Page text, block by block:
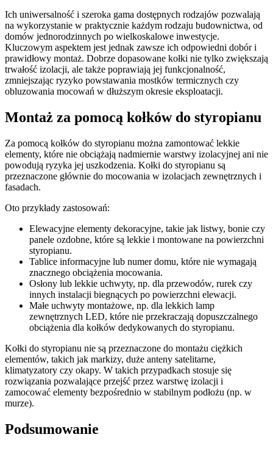
Ich uniwersalność i szeroka gama dostępnych rodzajów pozwalają
na wykorzystanie w praktycznie każdym rodzaju budownictwa, od
domów jednorodzinnych po wielkoskalowe inwestycje.
Kluczowym aspektem jest jednak zawsze ich odpowiedni dobór i
prawidłowy montaż. Dobrze dopasowane kołki nie tylko zwiększają
trwałość izolacji, ale także poprawiają jej funkcjonalność,
zmniejszając ryzyko powstawania mostków termicznych czy
obluzowania mocowań w dłuższym okresie eksploatacji.
Montaż za pomocą kołków do styropianu
Za pomocą kołków do styropianu można zamontować lekkie
elementy, które nie obciążają nadmiernie warstwy izolacyjnej ani nie
powodują ryzyka jej uszkodzenia. Kołki do styropianu są
przeznaczone głównie do mocowania w izolacjach zewnętrznych i
fasadach.
Oto przykłady zastosowań:
Elewacyjne elementy dekoracyjne, takie jak listwy, bonie czy
panele ozdobne, które są lekkie i montowane na powierzchni
styropianu.
Tablice informacyjne lub numer domu, które nie wymagają
znacznego obciążenia mocowania.
Osłony lub lekkie uchwyty, np. dla przewodów, rurek czy
innych instalacji biegnących po powierzchni elewacji.
Małe uchwyty montażowe, np. dla lekkich lamp
zewnętrznych LED, które nie przekraczają dopuszczalnego
obciążenia dla kołków dedykowanych do styropianu.
Kołki do styropianu nie są przeznaczone do montażu ciężkich
elementów, takich jak markizy, duże anteny satelitarne,
klimatyzatory czy okapy. W takich przypadkach stosuje się
rozwiązania pozwalające przejść przez warstwę izolacji i
zamocować elementy bezpośrednio w stabilnym podłożu (np. w
murze).
Podsumowanie